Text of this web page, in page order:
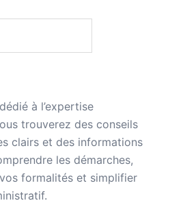
à l’expertise
trouverez des conseils
clairs et des informations
les démarches,
formalités et simplifier